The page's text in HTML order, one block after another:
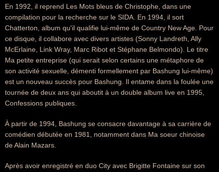
En 1992, il reprend Les Mots bleus de Christophe, dans une
compilation pour la recherche sur le SIDA. En 1994, il sort
Chatterton, album qu'il qualifie lui-même de Country New Age. Pour
ce disque, il collabore avec divers artistes (Sonny Landreth, Ally
McErlaine, Link Wray, Marc Ribot et Stéphane Belmondo). Le titre
Ma petite entreprise (qui serait selon certains une métaphore de
son activité sexuelle, démenti formellement par Bashung lui-même)
est un nouveau succès pour Bashung. Il entame dans la foulée une
tournée de deux ans qui aboutit à un double album live en 1995,
Confessions publiques.
À partir de 1994, Bashung se consacre davantage à sa carrière de
comédien débutée en 1981, notamment dans Ma soeur chinoise
de Alain Mazars.
Après avoir enregistré en duo City avec Brigitte Fontaine sur son